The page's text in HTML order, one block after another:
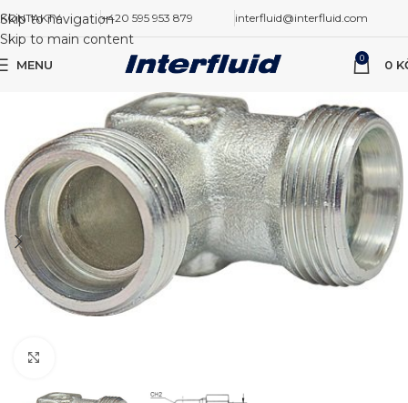
Skip to navigation
Skip to main content
KONTAKTY +420 595 953 879 interfluid@interfluid.com
MENU 0 0